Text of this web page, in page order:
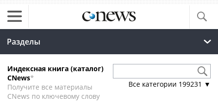
Разделы
Индексная книга (каталог)
CNews*
Получите все материалы
CNews по ключевому слову
Все категории 199231 ▼